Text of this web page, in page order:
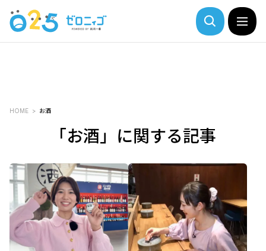
HOME お酒
「お酒」に関する記事